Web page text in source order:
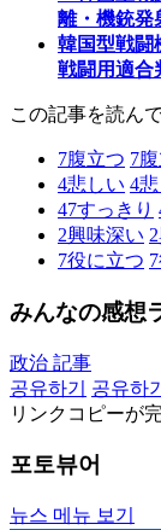
離・機銃発
韓国型戦闘
戦闘用適合
この記事を読ん
7腹立つ 7
4悲しい 4
47すっきり
2興味深い 2
7役に立つ 7
みんなの感想
政治 記事
공유하기
공유하기
リンクコピーが
포토뷰어
뉴스 메뉴 보기